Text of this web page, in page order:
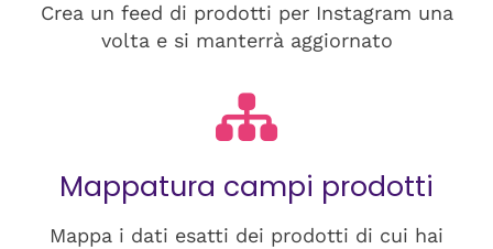
Crea un feed di prodotti per Instagram una
volta e si manterrà aggiornato
Mappatura campi prodotti
Mappa i dati esatti dei prodotti di cui hai